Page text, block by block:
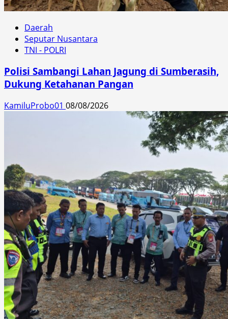
Daerah
Seputar Nusantara
TNI - POLRI
Polisi Sambangi Lahan Jagung di Sumberasih,
Dukung Ketahanan Pangan
KamiluProbo01 08/08/2026